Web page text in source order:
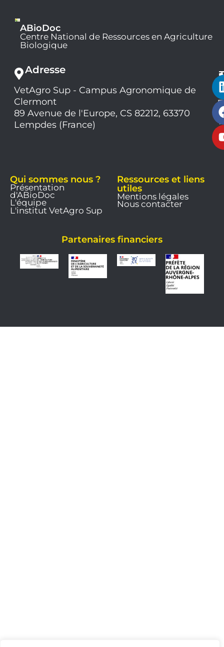
ABioDoc
Centre National de Ressources en Agriculture
Biologique
Adresse
VetAgro Sup - Campus Agronomique de
Clermont
89 Avenue de l'Europe, CS 82212, 63370
Lempdes (France)
Qui sommes nous ?
Présentation
d'ABioDoc
L'équipe
L'institut VetAgro Sup
Ressources et liens
utiles
Mentions légales
Nous contacter
Partenaires financiers